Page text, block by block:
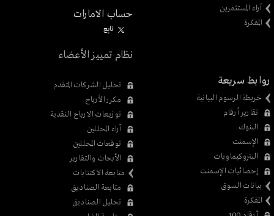
آراء المستثمرين
المفكرة
حساب الامارات
تابِع
نظام تمييز الأعضاء
روابط سريعة
خريطة الرسوم البيانية
تقارير أرقام
البنوك
الإسمنت
البتروكيماويات
إحصائيات الإسمنت
بيانات السوق
المفكرة
تحليل الشركات المتقدم
مكرر الأرباح
توزيعات الارباح النقدية
آراء المحللين
توقعات المحللين
الأبحاث والتقارير
متابعة الاكتتابات
متابعة الصناديق
تحليل الصناديق